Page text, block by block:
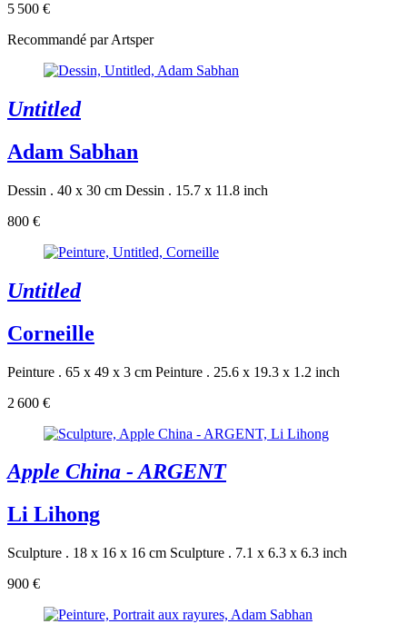
5 500 €
Recommandé par Artsper
Untitled
Adam Sabhan
Dessin . 40 x 30 cm Dessin . 15.7 x 11.8 inch
800 €
Untitled
Corneille
Peinture . 65 x 49 x 3 cm Peinture . 25.6 x 19.3 x 1.2 inch
2 600 €
Apple China - ARGENT
Li Lihong
Sculpture . 18 x 16 x 16 cm Sculpture . 7.1 x 6.3 x 6.3 inch
900 €